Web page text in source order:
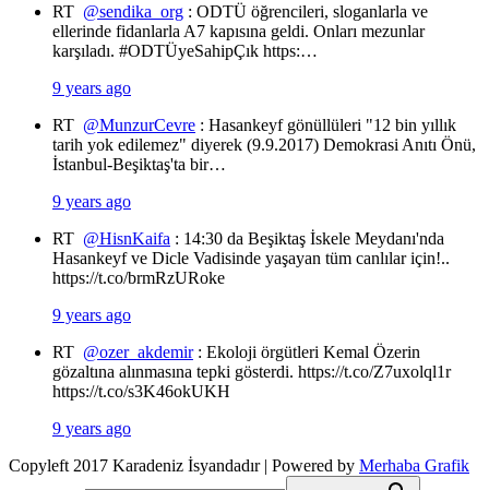
RT @sendika_org : ODTÜ öğrencileri, sloganlarla ve
ellerinde fidanlarla A7 kapısına geldi. Onları mezunlar
karşıladı. #ODTÜyeSahipÇık https:…
9 years ago
RT @MunzurCevre : Hasankeyf gönüllüleri "12 bin yıllık
tarih yok edilemez" diyerek (9.9.2017) Demokrasi Anıtı Önü,
İstanbul-Beşiktaş'ta bir…
9 years ago
RT @HisnKaifa : 14:30 da Beşiktaş İskele Meydanı'nda
Hasankeyf ve Dicle Vadisinde yaşayan tüm canlılar için!..
https://t.co/brmRzURoke
9 years ago
RT @ozer_akdemir: Ekoloji örgütleri Kemal Özerin
gözaltına alınmasına tepki gösterdi. https://t.co/Z7uxolql1r
https://t.co/s3K46okUKH
9 years ago
Copyleft 2017 Karadeniz İsyandadır | Powered by Merhaba Grafik